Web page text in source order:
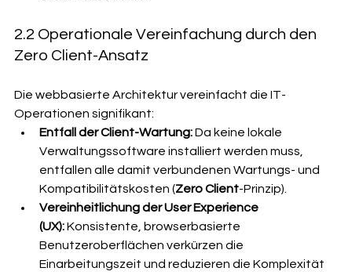
2.2 Operationale Vereinfachung durch den
Zero Client-Ansatz
Die webbasierte Architektur vereinfacht die IT-
Operationen signifikant:
Entfall der Client-Wartung: Da keine lokale
Verwaltungssoftware installiert werden muss,
entfallen alle damit verbundenen Wartungs- und
Kompatibilitätskosten (Zero Client-Prinzip).
Vereinheitlichung der User Experience
(UX): Konsistente, browserbasierte
Benutzeroberflächen verkürzen die
Einarbeitungszeit und reduzieren die Komplexität